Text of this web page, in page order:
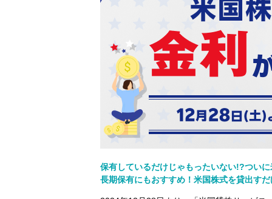
保有しているだけじゃもったいない!?つい
長期保有にもおすすめ！米国株式を貸出す